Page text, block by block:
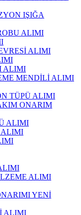
IŞIĞA
ALIMI
ALIMI
ALIMI
MENDİLİ ALIMI
TÜPÜ ALIMI
ONARIM
ALIMI
ALIMI
ALIMI
YENİ
ALIMI